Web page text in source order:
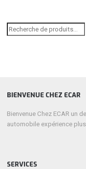
Recherche
pour :
BIENVENUE CHEZ ECAR
Bienvenue Chez ECAR un
automobile expérience
SERVICES